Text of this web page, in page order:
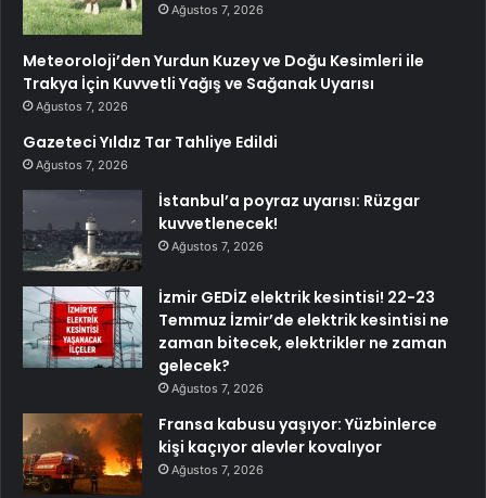
Ağustos 7, 2026
Meteoroloji’den Yurdun Kuzey ve Doğu Kesimleri ile
Trakya İçin Kuvvetli Yağış ve Sağanak Uyarısı
Ağustos 7, 2026
Gazeteci Yıldız Tar Tahliye Edildi
Ağustos 7, 2026
İstanbul’a poyraz uyarısı: Rüzgar
kuvvetlenecek!
Ağustos 7, 2026
İzmir GEDİZ elektrik kesintisi! 22-23
Temmuz İzmir’de elektrik kesintisi ne
zaman bitecek, elektrikler ne zaman
gelecek?
Ağustos 7, 2026
Fransa kabusu yaşıyor: Yüzbinlerce
kişi kaçıyor alevler kovalıyor
Ağustos 7, 2026